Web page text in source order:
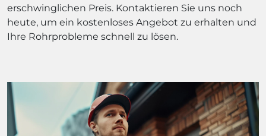
erschwinglichen Preis. Kontaktieren Sie uns noch
heute, um ein kostenloses Angebot zu erhalten und
Ihre Rohrprobleme schnell zu lösen.